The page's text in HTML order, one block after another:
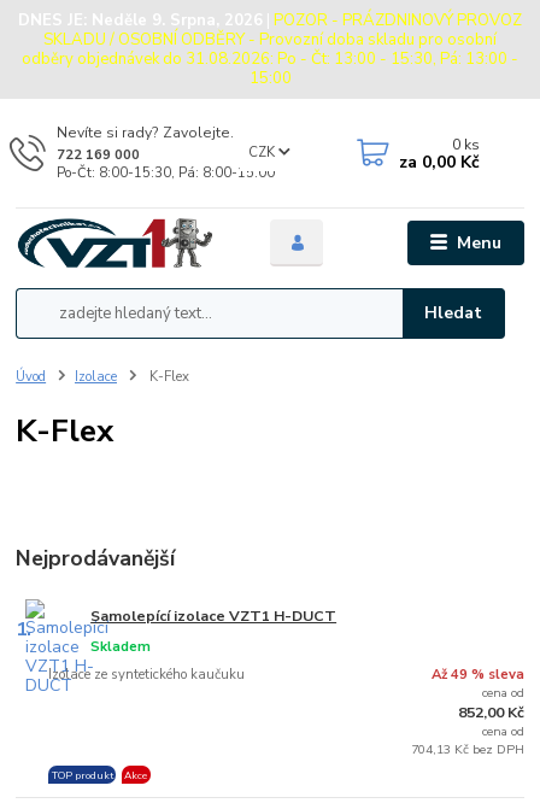
DNES JE: Neděle 9. Srpna, 2026 | POZOR - PRÁZDNINOVÝ PROVOZ
SKLADU / OSOBNÍ ODBĚRY - Provozní doba skladu pro osobní
odběry objednávek do 31.08.2026: Po - Čt: 13:00 - 15:30, Pá: 13:00 -
15:00
Menu
CZK
Hledat
Nevíte si rady? Zavolejte.
722 169 000
Po-Čt: 8:00-15:30, Pá: 8:00-15:00
0 ks
za 0,00 Kč
Úvod Izolace K-Flex
K-Flex
Nejprodávanější
1. Samolepící izolace VZT1 H-DUCT
Izolace ze syntetického kaučuku
Skladem
TOP produkt Akce
Až 49 % sleva
cena od
852,00 Kč
cena od
704,13 Kč bez DPH